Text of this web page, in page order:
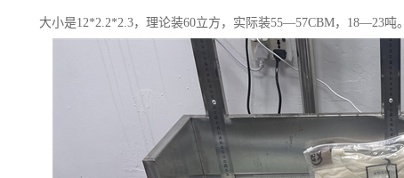
大小是12*2.2*2.3，理论装60立方，实际装55—57CBM，18—23吨。